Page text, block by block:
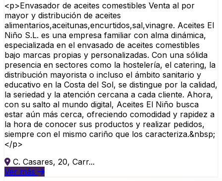
<p>Envasador de aceites comestibles Venta al por
mayor y distribución de aceites
alimentarios,aceitunas,encurtidos,sal,vinagre. Aceites El
Niño S.L. es una empresa familiar con alma dinámica,
especializada en el envasado de aceites comestibles
bajo marcas propias y personalizadas. Con una sólida
presencia en sectores como la hostelería, el catering, la
distribución mayorista o incluso el ámbito sanitario y
educativo en la Costa del Sol, se distingue por la calidad,
la seriedad y la atención cercana a cada cliente. Ahora,
con su salto al mundo digital, Aceites El Niño busca
estar aún más cerca, ofreciendo comodidad y rapidez a
la hora de conocer sus productos y realizar pedidos,
siempre con el mismo cariño que los caracteriza.&nbsp;
</p>
C. Casares, 20, Carr...
Ver más